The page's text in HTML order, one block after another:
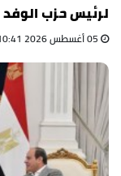
لرئيس حزب الوفد